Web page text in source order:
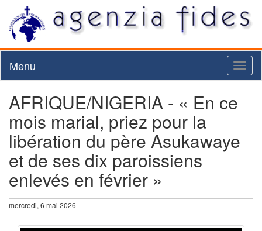
Menu
AFRIQUE/NIGERIA - « En ce
mois marial, priez pour la
libération du père Asukawaye
et de ses dix paroissiens
enlevés en février »
mercredi, 6 mai 2026